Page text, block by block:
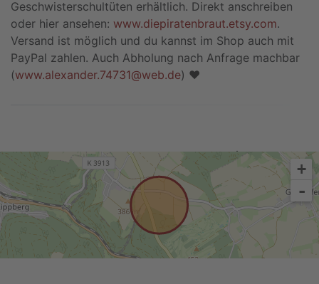
Geschwisterschultüten erhältlich. Direkt anschreiben
oder hier ansehen: www.diepiratenbraut.etsy.com.
Versand ist möglich und du kannst im Shop auch mit
PayPal zahlen. Auch Abholung nach Anfrage machbar
(www.alexander.74731@web.de) ♥
Anzeige melden
+
-